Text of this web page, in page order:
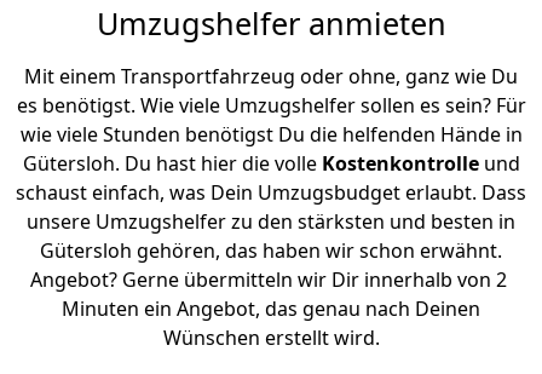
Umzugshelfer anmieten
Mit einem Transportfahrzeug oder ohne, ganz wie Du
es benötigst. Wie viele Umzugshelfer sollen es sein? Für
wie viele Stunden benötigst Du die helfenden Hände in
Gütersloh. Du hast hier die volle Kostenkontrolleund
schaust einfach, was Dein Umzugsbudget erlaubt. Dass
unsere Umzugshelfer zu den stärksten und besten in
Gütersloh gehören, das haben wir schon erwähnt.
Angebot? Gerne übermitteln wir Dir innerhalb von 2
Minuten ein Angebot, das genau nach Deinen
Wünschen erstellt wird.